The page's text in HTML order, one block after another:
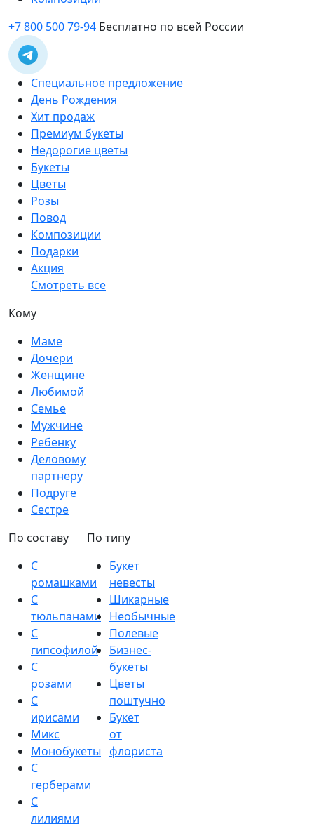
+7 800 500 79-94 Бесплатно по всей России
Специальное предложение
День Рождения
Хит продаж
Премиум букеты
Недорогие цветы
Букеты
Цветы
Розы
Повод
Композиции
Подарки
Акция
Смотреть все
Кому
Маме
Дочери
Женщине
Любимой
Семье
Мужчине
Ребенку
Деловому
партнеру
Подруге
Сестре
По составу
С
ромашками
С
тюльпанами
С
гипсофилой
С
розами
С
ирисами
Микс
Монобукеты
С
герберами
С
лилиями
По типу
Букет
невесты
Шикарные
Необычные
Полевые
Бизнес-
букеты
Цветы
поштучно
Букет
от
флориста